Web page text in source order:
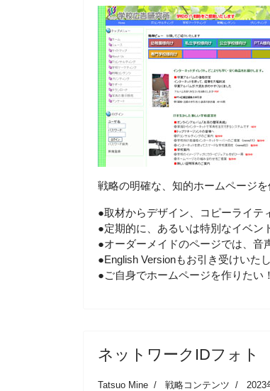
戦略の明確な、知的ホームページを
●取材からデザイン、コピーライテ
●定期的に、あるいは特別なイベン
●オーダーメイドのページでは、音
●English Versionもお引き受けいたし
●ご自身でホームページを作りたい
ネットワークIDフォト
Tatsuo Mine 戦略コンテンツ 2023